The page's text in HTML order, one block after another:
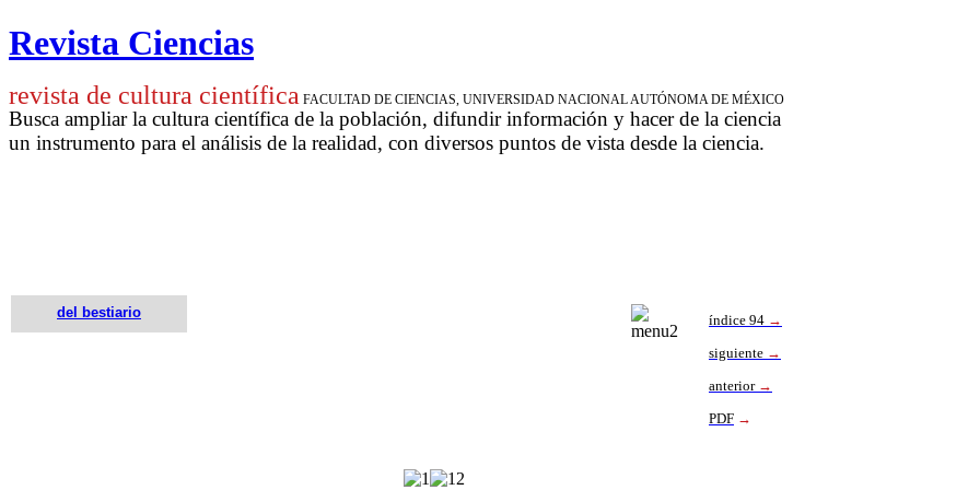
Revista Ciencias
revista de cultura científica FACULTAD DE CIENCIAS, UNIVERSIDAD NACIONAL AUTÓNOMA DE MÉXICO
Busca ampliar la cultura científica de la población, difundir información y hacer de la ciencia
un instrumento para el análisis de la realidad, con diversos puntos de vista desde la ciencia.
del bestiario índice 94 →
siguiente →
anterior →
PDF →